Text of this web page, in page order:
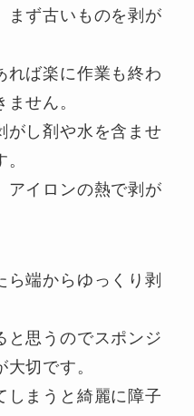
まず古いものを剥が
れば楽に作業も終わ
せん。
がし剤や水を含ませ
アイロンの熱で剥が
端からゆっくり剥
と思うのでスポンジ
切です。
しまうと綺麗に障子